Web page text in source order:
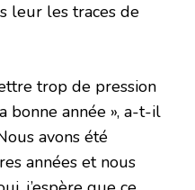
leur les traces de
trop de pression
bonne année », a-t-il
avons été
années et nous